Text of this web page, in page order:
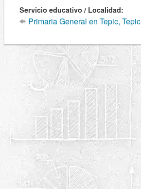
Servicio educativo / Localidad:
Primaria General en Tepic, Tepic